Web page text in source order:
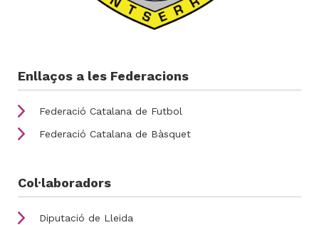
Enllaços a les Federacions
Federació Catalana de Futbol
Federació Catalana de Bàsquet
Col·laboradors
Diputació de Lleida